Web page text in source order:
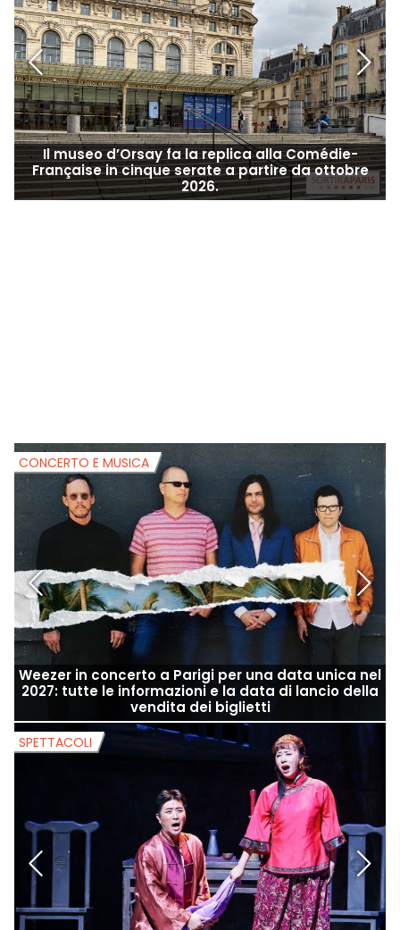
Il museo d’Orsay fa la replica alla Comédie-
Française in cinque serate a partire da ottobre
2026.
Weezer in concerto a Parigi per una data unica nel
2027: tutte le informazioni e la data di lancio della
vendita dei biglietti
CONCERTO E MUSICA
SPETTACOLI